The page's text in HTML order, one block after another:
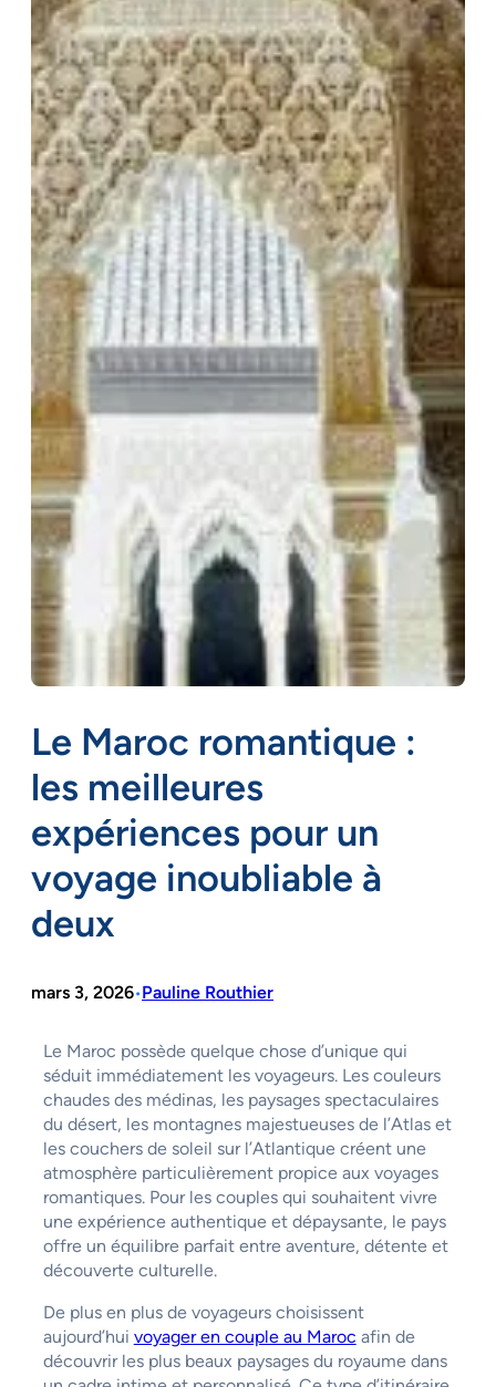
Le Maroc romantique :
les meilleures
expériences pour un
voyage inoubliable à
deux
mars 3, 2026•Pauline Routhier
Le Maroc possède quelque chose d’unique qui
séduit immédiatement les voyageurs. Les couleurs
chaudes des médinas, les paysages spectaculaires
du désert, les montagnes majestueuses de l’Atlas et
les couchers de soleil sur l’Atlantique créent une
atmosphère particulièrement propice aux voyages
romantiques. Pour les couples qui souhaitent vivre
une expérience authentique et dépaysante, le pays
offre un équilibre parfait entre aventure, détente et
découverte culturelle.
De plus en plus de voyageurs choisissent
aujourd’hui voyager en couple au Maroc afin de
découvrir les plus beaux paysages du royaume dans